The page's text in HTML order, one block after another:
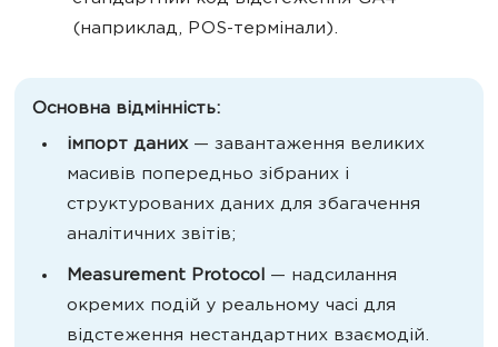
(наприклад, POS-термінали).
Основна відмінність:
імпорт даних — завантаження великих
масивів попередньо зібраних і
структурованих даних для збагачення
аналітичних звітів;
Measurement Protocol — надсилання
окремих подій у реальному часі для
відстеження нестандартних взаємодій.